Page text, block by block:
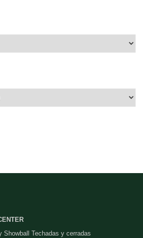
Showball Techadas y cerradas